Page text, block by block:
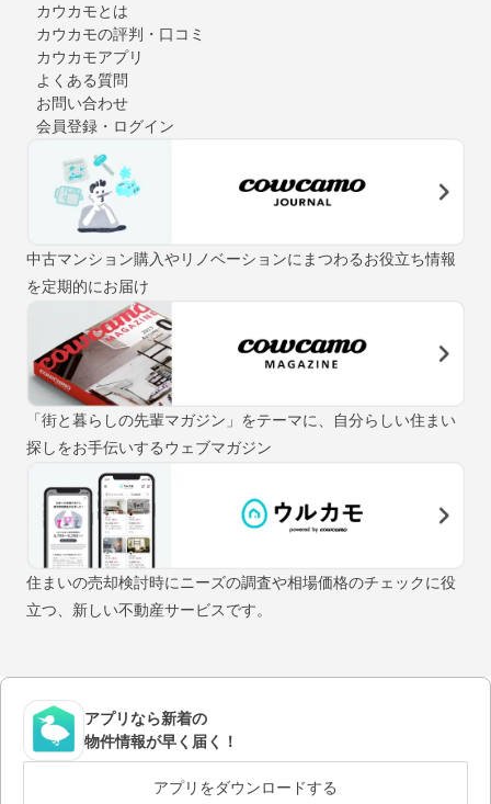
カウカモとは
カウカモの評判・口コミ
カウカモアプリ
よくある質問
お問い合わせ
会員登録・ログイン
中古マンション購入やリノベーションにまつわるお役立ち情報
を定期的にお届け
「街と暮らしの先輩マガジン」をテーマに、自分らしい住まい
探しをお手伝いするウェブマガジン
住まいの売却検討時にニーズの調査や相場価格のチェックに役
立つ、新しい不動産サービスです。
アプリなら新着の
物件情報が早く届く！
アプリをダウンロードする